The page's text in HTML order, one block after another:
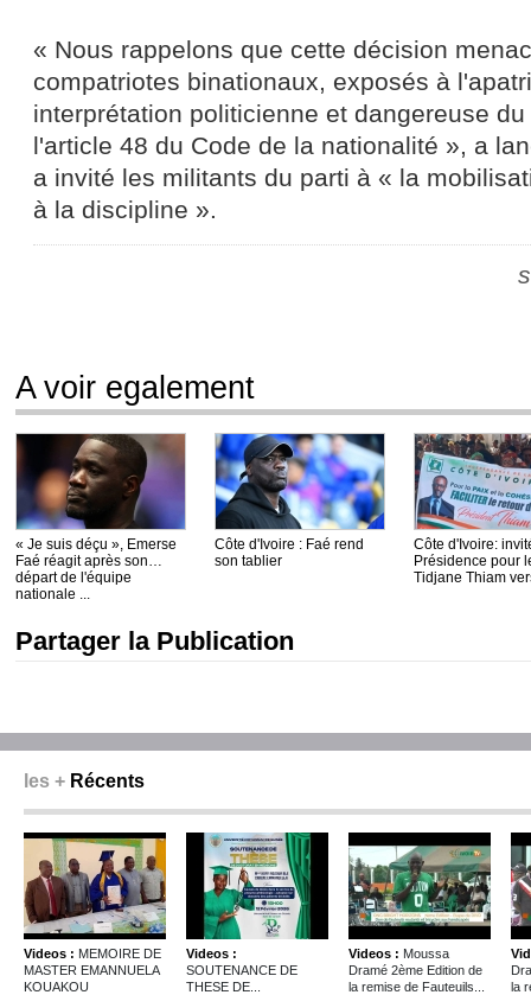
« Nous rappelons que cette décision
compatriotes binationaux, exposés à
interprétation politicienne et dangereuse
l'article 48 du Code de la nationalité », a
a invité les militants du parti à « la
à la discipline ».
A voir egalement
« Je suis déçu », Emerse
Faé réagit après son
départ de l'équipe
nationale ...
Côte d'Ivoire : Faé rend
son tablier
Côte d'Ivoire:
Présidence pour
Tidjane Thiam
Partager la Publication
les + Récents
Videos : MEMOIRE DE
MASTER EMANNUELA
KOUAKOU
Videos :
SOUTENANCE DE
THESE DE...
Videos : Moussa
Dramé 2ème Edition de
la remise de Fauteuils...
la